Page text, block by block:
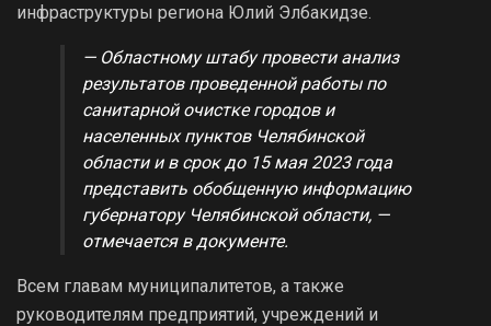
инфраструктуры региона Юлий Элбакидзе.
— Областному штабу провести анализ
результатов проведенной работы по
санитарной очистке городов и
населенных пунктов Челябинской
области и в срок до 15 мая 2023 года
представить обобщенную информацию
губернатору Челябинской области, —
отмечается в документе.
Всем главам муниципалитетов, а также
руководителям предприятий, учреждений и